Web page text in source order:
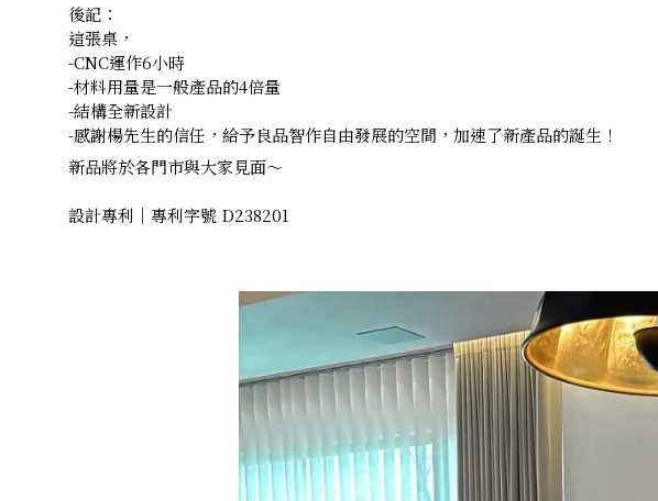
後記：
這張桌，
-CNC運作6小時
-材料用量是一般產品的4倍量
-結構全新設計
-感謝楊先生的信任，給予良品智作自由發展的空間，加速了新產品的誕生！
新品將於各門市與大家見面～
設計專利｜專利字號 D238201